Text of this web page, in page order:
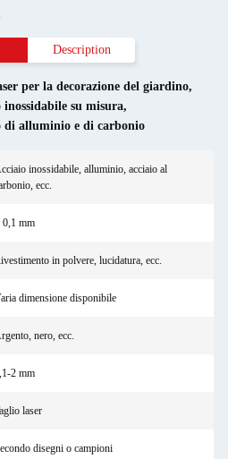
Description
per la decorazione del giardino,
su misura,
di alluminio e di carbonio
inossidabile, alluminio, acciaio al
ecc.
0,1 mm
in polvere, lucidatura, ecc.
dimensione disponibile
nero, ecc.
2 mm
laser
disegni o campioni